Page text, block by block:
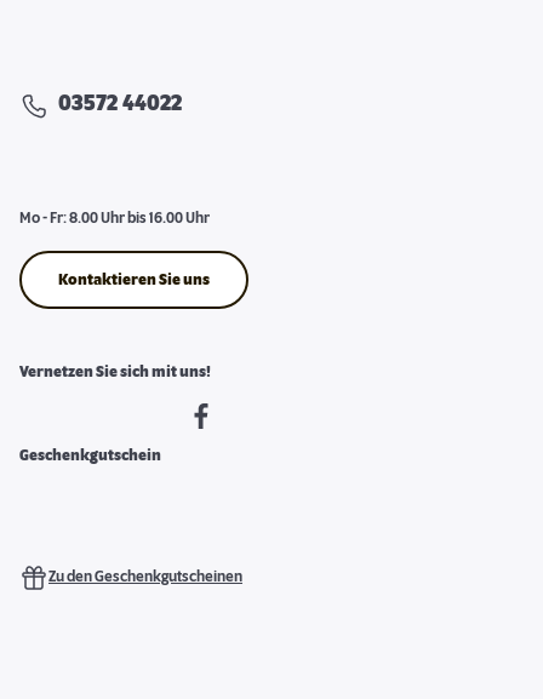
03572 44022
Mo - Fr: 8.00 Uhr bis 16.00 Uhr
Kontaktieren Sie uns
Vernetzen Sie sich mit uns!
Geschenkgutschein
Zu den Geschenkgutscheinen